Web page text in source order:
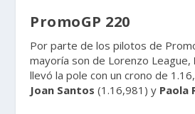
PromoGP 220
Por parte de los pilotos de
mayoría son de Lorenzo League,
llevó la pole con un crono de
Joan Santos (1.16,981) y Paola